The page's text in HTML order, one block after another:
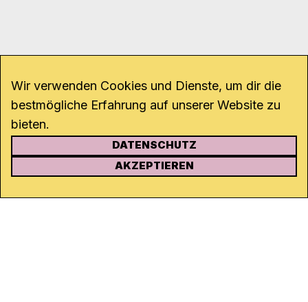
KONTAKT
Rohrerstrasse 20
Wir verwenden Cookies und Dienste, um dir die
bestmögliche Erfahrung auf unserer Website zu
bieten.
DATENSCHUTZ
AKZEPTIEREN